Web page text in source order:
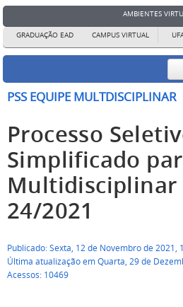
AMBIENTES
GRADUAÇÃO EAD CAMPUS VIRTUAL
PSS EQUIPE MULTDISCIPLINAR
Processo
Simplificado
Multidisciplinar
24/2021
Publicado: Sexta, 12 de Novembro de 2021,
Última atualização em Quarta, 29 de
Acessos: 10469